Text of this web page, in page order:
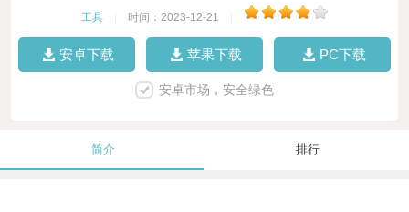
工具 时间：2023-12-21
安卓下载 苹果下载 PC下载
安卓市场，安全绿色
简介 排行